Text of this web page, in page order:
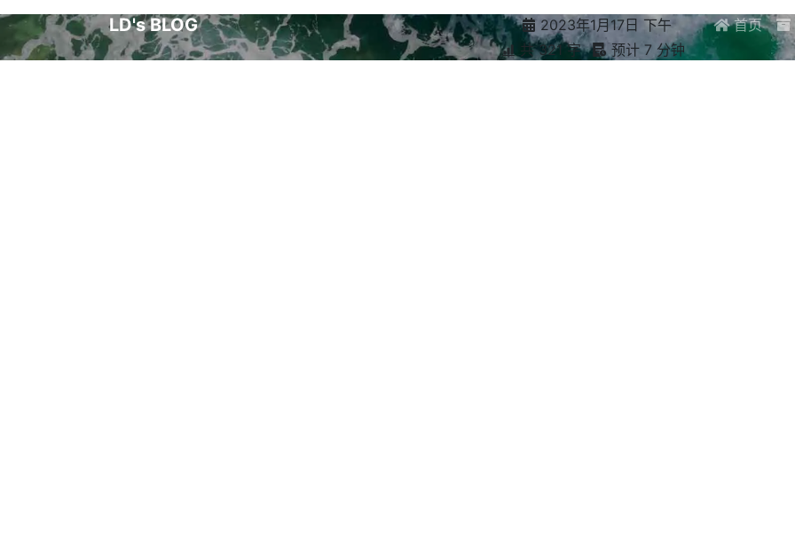
LD's BLOG 首页
2023年1月17日 下午
共 321 字
预计 7 分钟